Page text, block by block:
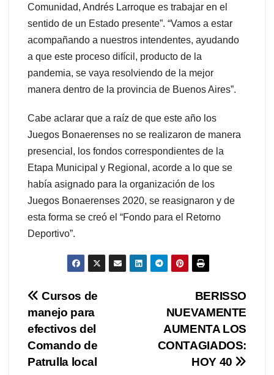
Comunidad, Andrés Larroque es trabajar en el
sentido de un Estado presente”. “Vamos a estar
acompañando a nuestros intendentes, ayudando
a que este proceso difícil, producto de la
pandemia, se vaya resolviendo de la mejor
manera dentro de la provincia de Buenos Aires”.
Cabe aclarar que a raíz de que este año los
Juegos Bonaerenses no se realizaron de manera
presencial, los fondos correspondientes de la
Etapa Municipal y Regional, acorde a lo que se
había asignado para la organización de los
Juegos Bonaerenses 2020, se reasignaron y de
esta forma se creó el “Fondo para el Retorno
Deportivo”.
Navegación
de
entradas
BERISSO
NUEVAMENTE
AUMENTA LOS
CONTAGIADOS:
HOY 40
Cursos de
manejo para
efectivos del
Comando de
Patrulla local